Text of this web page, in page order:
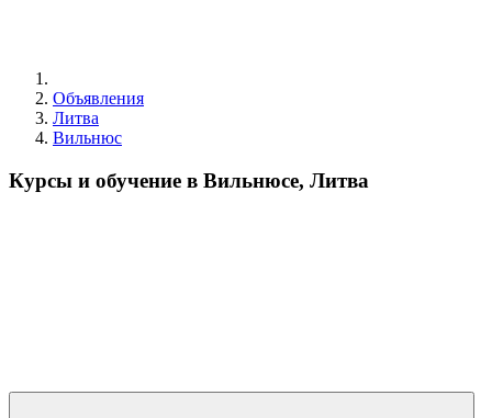
Объявления
Литва
Вильнюс
Курсы и обучение в Вильнюсе, Литва